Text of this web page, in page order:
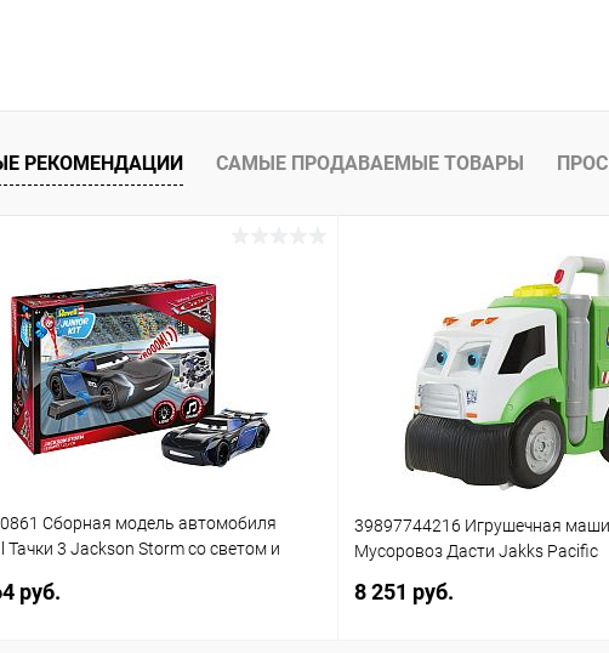
в 1 клик Сравнение
Недоступно
РЕКОМЕНДАЦИИ САМЫЕ ПРОДАВАЕМЫЕ ТОВАРЫ
Сборная модель автомобиля
Тачки 3 Jackson Storm со светом и
руб.
39897744216 Игрушечная
Мусоровоз Дасти Jakks Pacific
8 251 руб.